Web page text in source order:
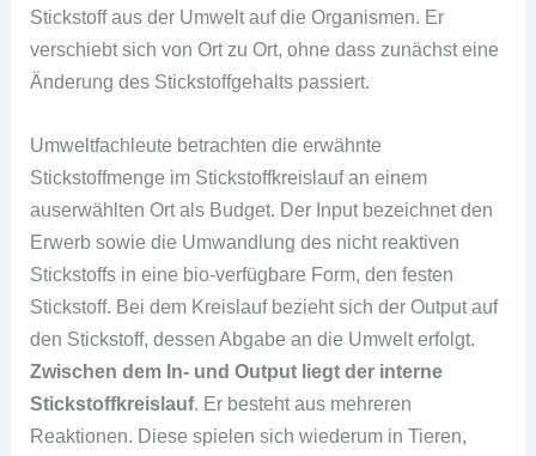
Stickstoff aus der Umwelt auf die Organismen. Er
verschiebt sich von Ort zu Ort, ohne dass zunächst eine
Änderung des Stickstoffgehalts passiert.
Umweltfachleute betrachten die erwähnte
Stickstoffmenge im Stickstoffkreislauf an einem
auserwählten Ort als Budget. Der Input bezeichnet den
Erwerb sowie die Umwandlung des nicht reaktiven
Stickstoffs in eine bio-verfügbare Form, den festen
Stickstoff. Bei dem Kreislauf bezieht sich der Output auf
den Stickstoff, dessen Abgabe an die Umwelt erfolgt.
Zwischen dem In- und Output liegt der interne
Stickstoffkreislauf. Er besteht aus mehreren
Reaktionen. Diese spielen sich wiederum in Tieren,